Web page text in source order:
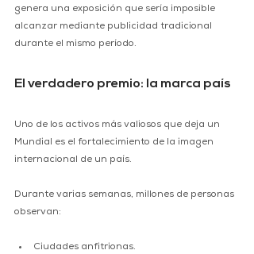
genera una exposición que sería imposible
alcanzar mediante publicidad tradicional
durante el mismo período.
El verdadero premio: la marca país
Uno de los activos más valiosos que deja un
Mundial es el fortalecimiento de la imagen
internacional de un país.
Durante varias semanas, millones de personas
observan:
Ciudades anfitrionas.